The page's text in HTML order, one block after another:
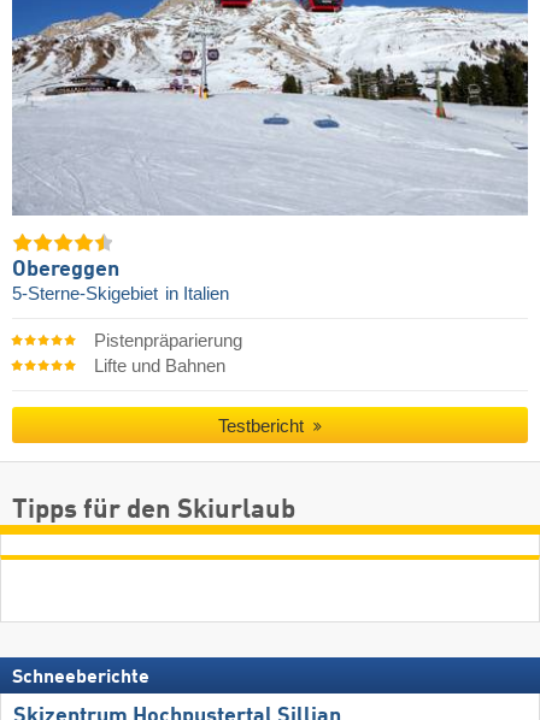
Obereggen
5-Sterne-Skigebiet in Italien
Pistenpräparierung
Lifte und Bahnen
Testbericht
Tipps für den Skiurlaub
Schneeberichte